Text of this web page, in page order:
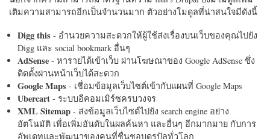
เติมความสามารถอีกเป็นจำนวนมาก ตัวอย่างโมดูลที่น่าสนใจมีดังนี้
Digg this - อำนวยความสะดวกให้ผู้ใช้ส่งเรื่องบนเว็บของคุณไปยัง
Digg และ social bookmark อื่นๆ
AdSense - หารายได้เข้าเว็บ ผ่านโฆษณาของ Google AdSense ซึ่ง
ติดตั้งผ่านหน้าเว็บได้สะดวก
Google Maps - เชื่อมข้อมูลเว็บไซต์เข้ากับแผนที่ Google Maps
Ubercart - ระบบอีคอมเมิร์ซครบวงจร
XML Sitemap - ส่งข้อมูลเว็บไซต์ไปยัง search engine อย่าง
อัตโนมัติ เพื่อเพิ่มอันดับในผลค้นหา และอื่นๆ อีกมากมาย กับการ
อัพเดทและพัฒนาของคนที่ชื่นชอบดรูปัลทั่วโลก